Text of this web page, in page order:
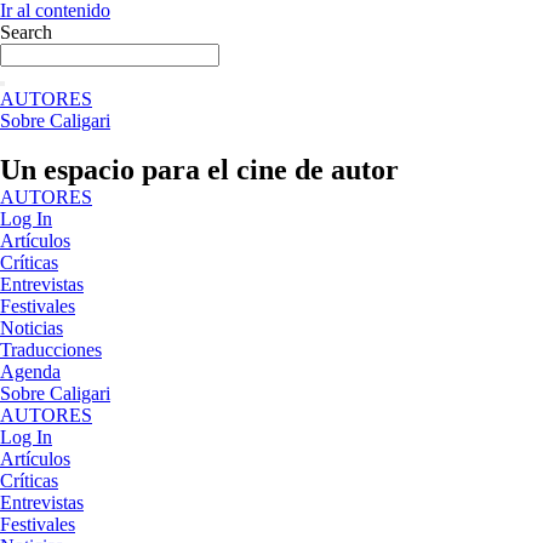
Ir al contenido
Search
AUTORES
Sobre Caligari
Un espacio para el cine de autor
AUTORES
Log In
Artículos
Críticas
Entrevistas
Festivales
Noticias
Traducciones
Agenda
Sobre Caligari
AUTORES
Log In
Artículos
Críticas
Entrevistas
Festivales